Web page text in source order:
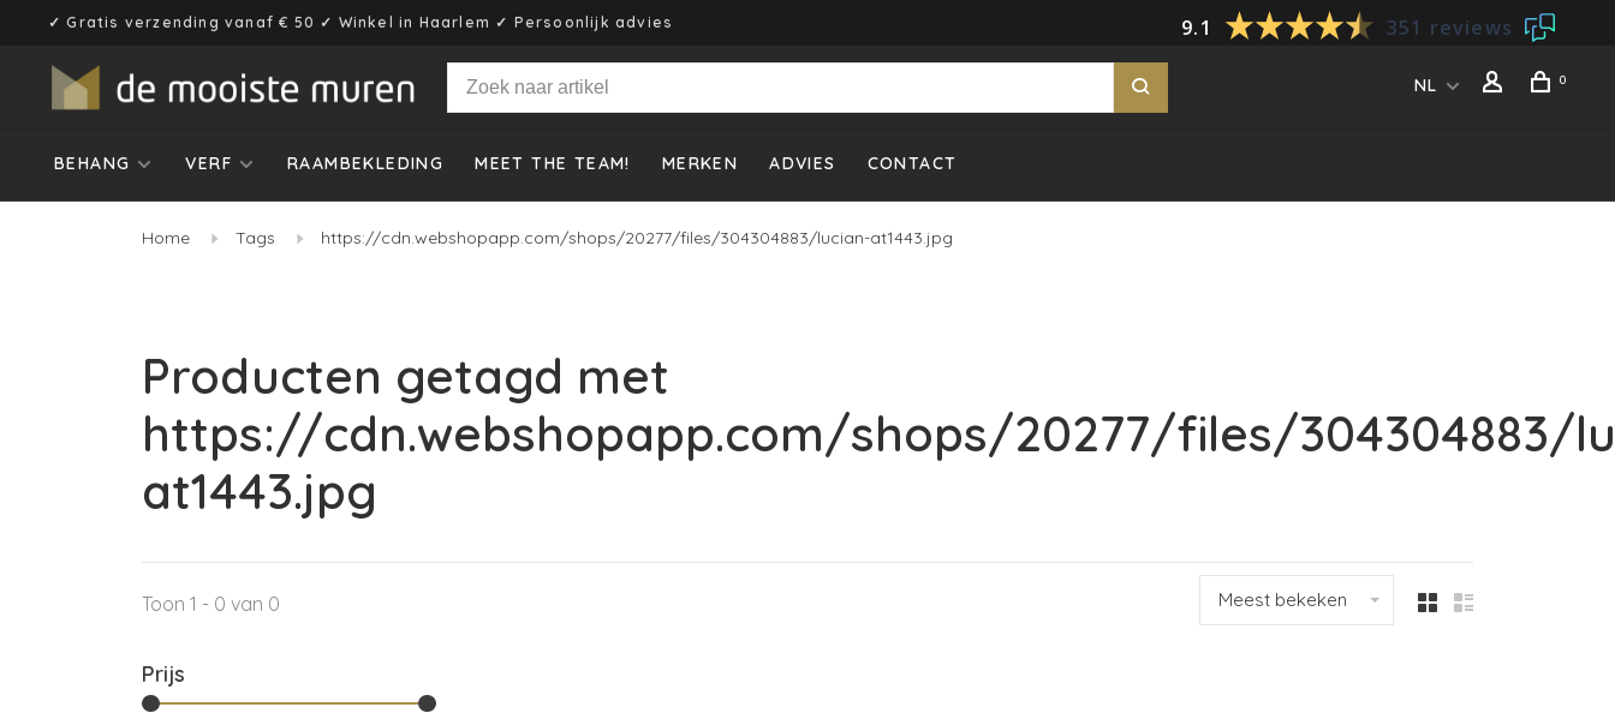
9.1 351 reviews
✓ Gratis verzending vanaf € 50 ✓ Winkel in Haarlem ✓ Persoonlijk advies
NL 0
BEHANG VERF RAAMBEKLEDING MEET THE TEAM! MERKEN ADVIES CONTACT
Home Tags https://cdn.webshopapp.com/shops/20277/files/304304883/lucian-at1443.jpg
Producten getagd met
https://cdn.webshopapp.com/shops/20277/files/304304883/
at1443.jpg
Toon 1 - 0 van 0 Meest bekeken
Prijs